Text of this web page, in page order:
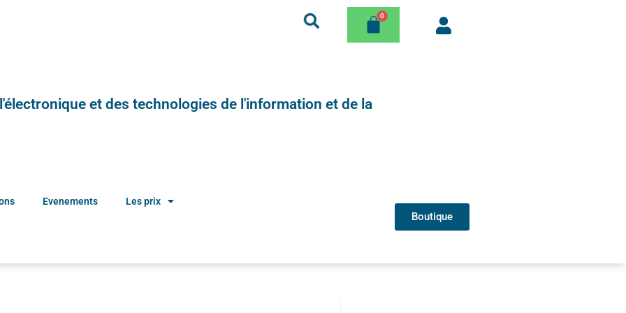
et des technologies de l'information et de la
Evenements Les prix
Boutique